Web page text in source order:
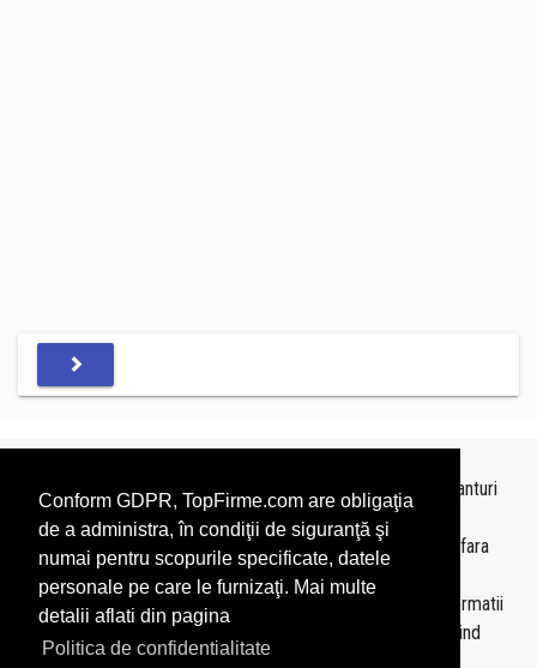
Conform GDPR, TopFirme.com are obligaţia
de a administra, în condiţii de siguranţă şi
numai pentru scopurile specificate, datele
personale pe care le furnizaţi. Mai multe
detalii aflati din pagina
Politica de confidentialitate
Topurile sunt realizate deTopFirme
pe baza ultimelor bilanturi
depuse si au scop informativ.
Este interzisa folosirea topurilor fara acordul TopFirme si fara
precizarea sursei.
Daca doriti sa achizitionati
topuri personalizate
sau informatii
despre agentii economici va rugam sa ne contactati folosind
sectiunea Contact